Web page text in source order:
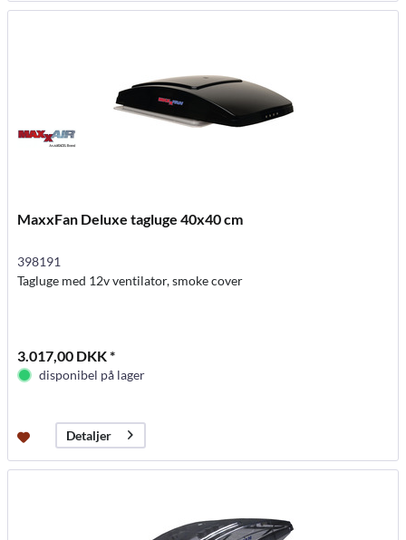
MaxxFan Deluxe tagluge 40x40 cm
398191
Tagluge med 12v ventilator, smoke cover
3.017,00 DKK *
disponibel på lager
Detaljer